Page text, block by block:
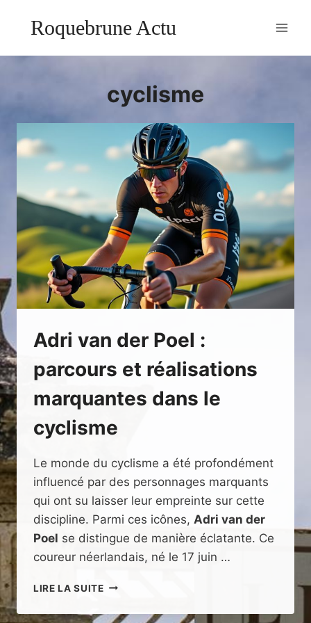
Roquebrune Actu
cyclisme
Adri van der Poel :
parcours et réalisations
marquantes dans le
cyclisme
Le monde du cyclisme a été profondément
influencé par des personnages marquants
qui ont su laisser leur empreinte sur cette
discipline. Parmi ces icônes, Adri van der
Poel se distingue de manière éclatante. Ce
coureur néerlandais, né le 17 juin …
LIRE LA SUITEADRI
DER